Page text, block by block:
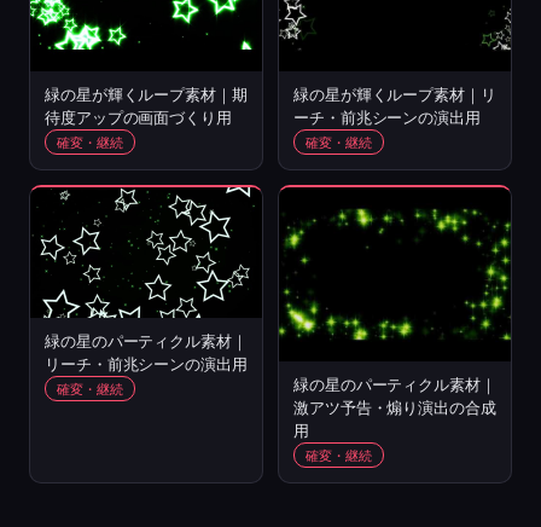
緑の星が輝くループ素材｜期
待度アップの画面づくり用
確変・継続
緑の星が輝くループ素材｜リ
ーチ・前兆シーンの演出用
確変・継続
緑の星のパーティクル素材｜
リーチ・前兆シーンの演出用
確変・継続
緑の星のパーティクル素材｜
激アツ予告・煽り演出の合成
用
確変・継続